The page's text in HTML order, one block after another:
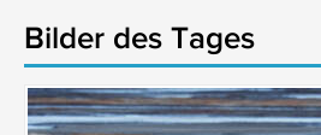
Bilder des Tages